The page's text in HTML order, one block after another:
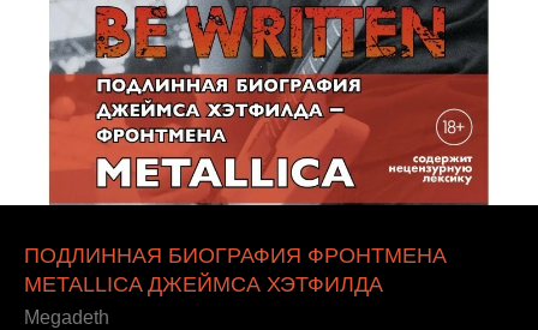
ПОДЛИННАЯ БИОГРАФИЯ ФРОНТМЕНА
METALLICA ДЖЕЙМСА ХЭТФИЛДА
Megadeth